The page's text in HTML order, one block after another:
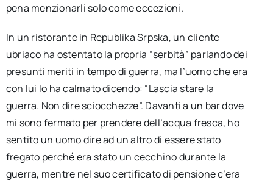
pena menzionarli solo come eccezioni.
In un ristorante in Republika Srpska, un cliente
ubriaco ha ostentato la propria “serbità” parlando dei
presunti meriti in tempo di guerra, ma l’uomo che era
con lui lo ha calmato dicendo: “Lascia stare la
guerra. Non dire sciocchezze”. Davanti a un bar dove
mi sono fermato per prendere dell’acqua fresca, ho
sentito un uomo dire ad un altro di essere stato
fregato perché era stato un cecchino durante la
guerra, mentre nel suo certificato di pensione c’era